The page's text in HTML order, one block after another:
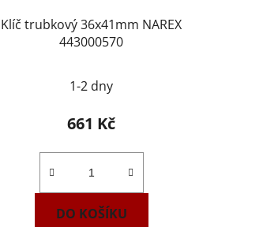
Klíč trubkový 36x41mm NAREX
443000570
1-2 dny
661 Kč
DO KOŠÍKU